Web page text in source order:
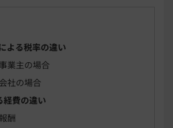
よる税率の違い
業主の場合
社の場合
経費の違い
酬